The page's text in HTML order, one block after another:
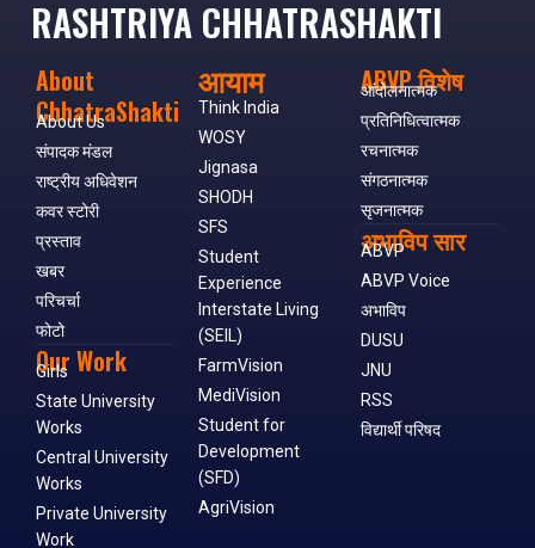
RASHTRIYA CHHATRASHAKTI
About
ChhatraShakti
About Us
संपादक मंडल
राष्ट्रीय अधिवेशन
कवर स्टोरी
प्रस्ताव
खबर
परिचर्चा
फोटो
Our Work
Girls
State University
Works
Central University
Works
Private University
Work
आयाम
Think India
WOSY
Jignasa
SHODH
SFS
Student
Experience
Interstate Living
(SEIL)
FarmVision
MediVision
Student for
Development
(SFD)
AgriVision
ABVP विशेष
आंदोलनात्मक
प्रतिनिधित्वात्मक
रचनात्मक
संगठनात्मक
सृजनात्मक
अभाविप सार
ABVP
ABVP Voice
अभाविप
DUSU
JNU
RSS
विद्यार्थी परिषद